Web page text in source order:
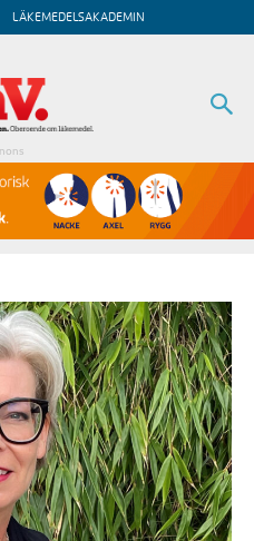
LÄKEMEDELSAKADEMIN